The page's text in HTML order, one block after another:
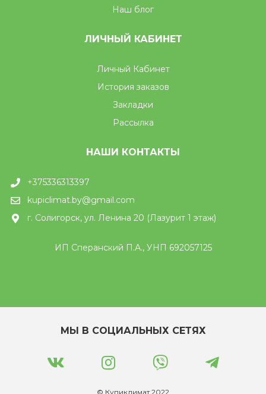
Наш блог
ЛИЧНЫЙ КАБИНЕТ
Личный Кабинет
История заказов
Закладки
Рассылка
НАШИ КОНТАКТЫ
+375336313397
kupiclimat.by@gmail.com
г. Солигорск, ул. Ленина 20 (Лазурит 1 этаж)
ИП Сперанский П.А., УНП 692057125
МЫ В СОЦИАЛЬНЫХ СЕТЯХ
© Купиклимат 2022